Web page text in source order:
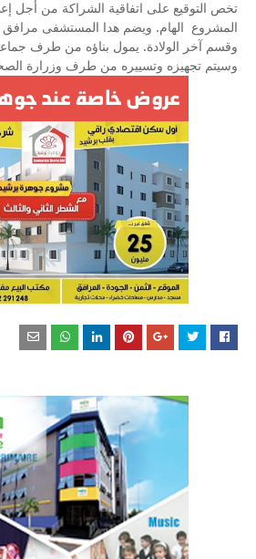
تخص التوقيع على اتفاقية الشراكة من أجل
المشروع الهام. ويضم هدا المستشفى
وقسم آخر الولادة. يمول بناؤه من طرف
وسيتم تجهيزه وتسييره من طرف وزرارة